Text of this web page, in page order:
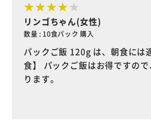
リンゴちゃん(女性)
数量 : 10食パック 購入
パックご飯 120g は、朝食には
食】 パックご飯はお得ですの
ります。